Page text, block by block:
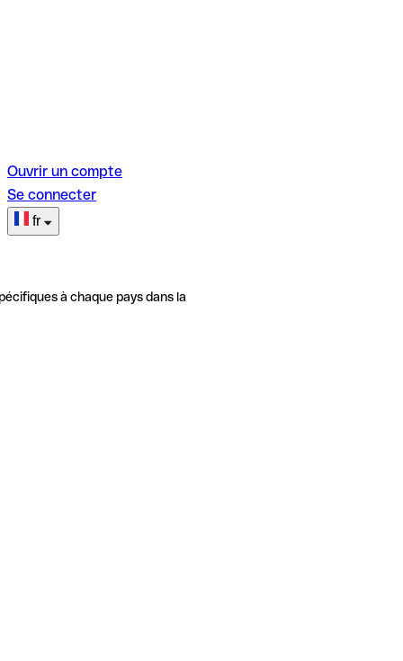
Ouvrir un compte
Se connecter
fr
à chaque pays dans la